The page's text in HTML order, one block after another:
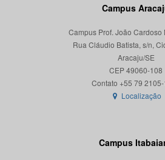
Campus
Campus Prof. João Cardoso
Rua Cláudio Batista, s/n,
Aracaju/SE
CEP 49060-108
Localização
Campus